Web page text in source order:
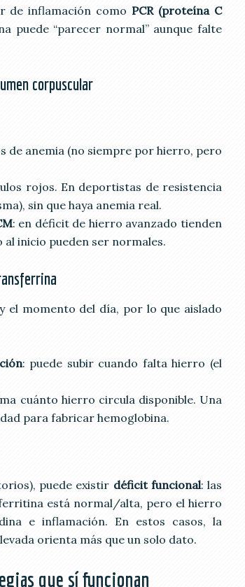
de inflamación como PCR (proteína C
puede “parecer normal” aunque falte
corpuscular
de anemia (no siempre por hierro, pero
rojos. En deportistas de resistencia
sin que haya anemia real.
: en déficit de hierro avanzado tienden
inicio pueden ser normales.
el momento del día, por lo que aislado
: puede subir cuando falta hierro (el
cuánto hierro circula disponible. Una
para fabricar hemoglobina.
puede existir déficit funcional: las
está normal/alta, pero el hierro
e inflamación. En estos casos, la
orienta más que un solo dato.
que sí funcionan